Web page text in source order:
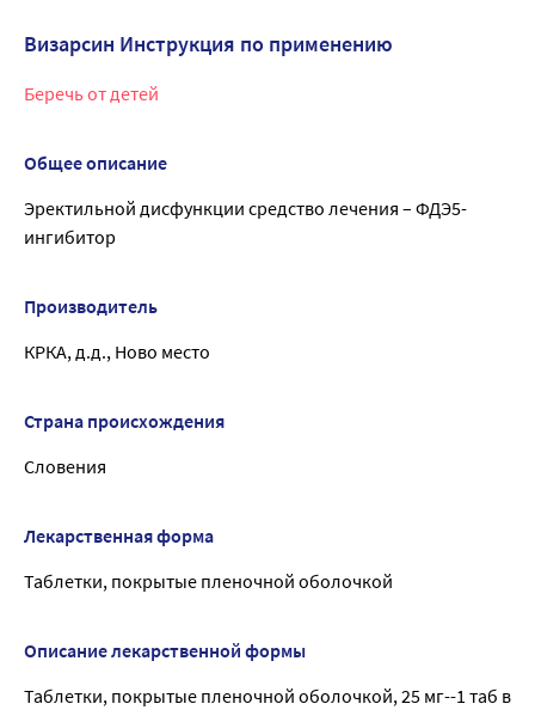
Визарсин Инструкция по применению
Беречь от детей
Общее описание
Эректильной дисфункции средство лечения – ФДЭ5-
ингибитор
Производитель
КРКА, д.д., Ново место
Страна происхождения
Словения
Лекарственная форма
Таблетки, покрытые пленочной оболочкой
Описание лекарственной формы
Таблетки, покрытые пленочной оболочкой, 25 мг--1 таб в